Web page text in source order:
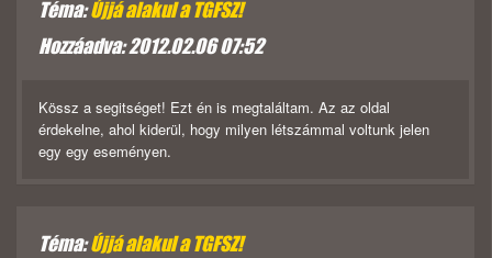
Téma:Újjá alakul a TGFSZ!
Hozzáadva: 2012.02.06 07:52
Kössz a segitséget! Ezt én is megtaláltam. Az az oldal
érdekelne, ahol kiderül, hogy milyen létszámmal voltunk jelen
egy egy eseményen.
Téma:Újjá alakul a TGFSZ!